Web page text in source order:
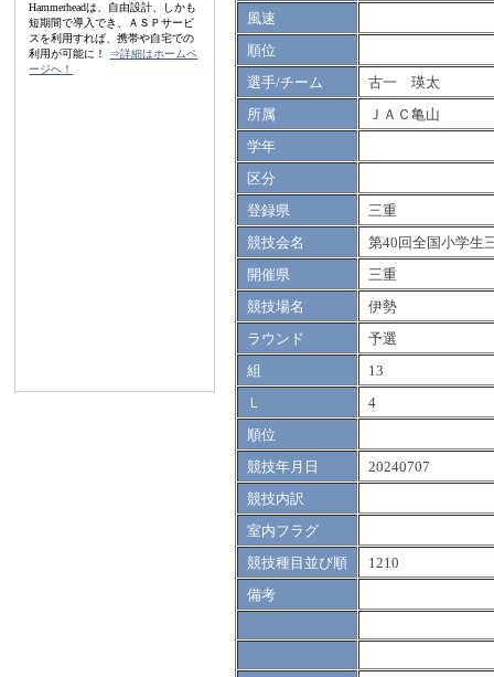
Hammerheadは、自由設計、しかも
短期間で導入でき、ＡＳＰサービ
スを利用すれば、携帯や自宅での
利用が可能に！ ⇒詳細はホームペ
ージへ！
風速
順位
選手/チーム
古一 瑛太
所属
ＪＡＣ亀山
学年
区分
登録県
三重
競技会名
第40回全国小学生
開催県
三重
競技場名
伊勢
ラウンド
予選
組
13
Ｌ
4
順位
競技年月日
20240707
競技内訳
室内フラグ
競技種目並び順
1210
備考